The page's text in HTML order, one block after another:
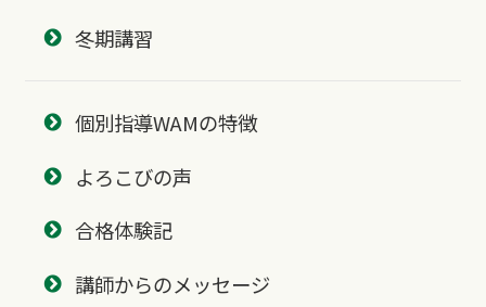
冬期講習
個別指導WAMの特徴
よろこびの声
合格体験記
講師からのメッセージ